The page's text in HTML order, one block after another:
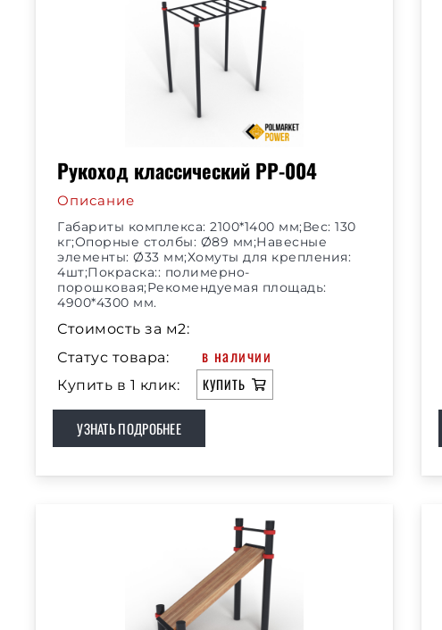
Рукоход классический РР-004
Описание
Габариты комплекса: 2100*1400 мм;Вес: 130
кг;Опорные столбы: Ø89 мм;Навесные
элементы: Ø33 мм;Хомуты для крепления:
4шт;Покраска:: полимерно-
порошковая;Рекомендуемая площадь:
4900*4300 мм.
Стоимость за м2:
Статус товара:
в наличии
Купить в 1 клик: КУПИТЬ
УЗНАТЬ ПОДРОБНЕЕ